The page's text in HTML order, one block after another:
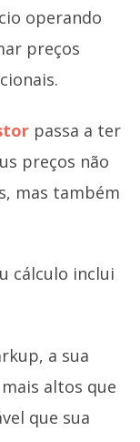
operando
preços
passa a ter
preços não
mas também
cálculo inclui
a sua
altos que
que sua